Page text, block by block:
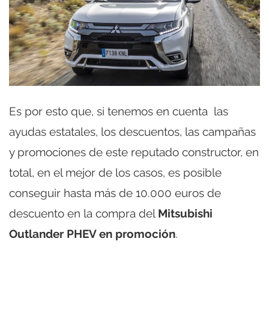
Es por esto que, si tenemos en cuenta las
ayudas estatales, los descuentos, las campañas
y promociones de este reputado constructor, en
total, en el mejor de los casos, es posible
conseguir hasta más de 10.000 euros de
descuento en la compra del Mitsubishi
Outlander PHEV en promoción.